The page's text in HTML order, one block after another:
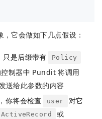
它会做如下几点假设：
只是后缀带有 Policy
控制器中 Pundit 将调用
送给此参数的内容
你将会检查 user
对它
ActiveRecord 或